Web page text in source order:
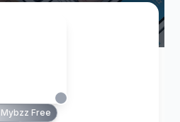
Mybzz Free